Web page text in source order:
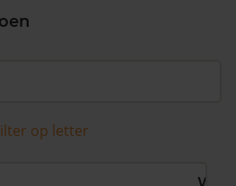
op letter